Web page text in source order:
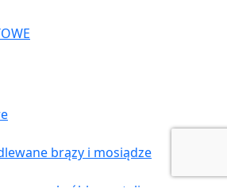
brązy i mosiądze
obróbka metali